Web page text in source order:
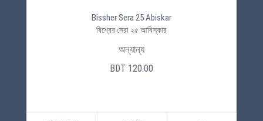
Bissher Sera 25 Abiskar
বিশ্বের সেরা ২৫ আবিস্কার
অন্যান্য
BDT 120.00